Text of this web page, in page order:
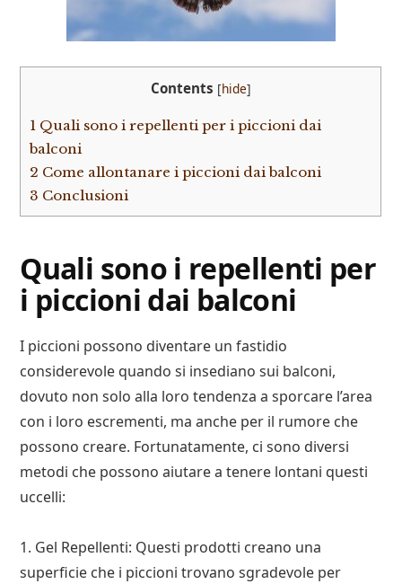
Contents [hide]
1 Quali sono i repellenti per i piccioni dai
balconi
2 Come allontanare i piccioni dai balconi
3 Conclusioni
Quali sono i repellenti per
i piccioni dai balconi
I piccioni possono diventare un fastidio
considerevole quando si insediano sui balconi,
dovuto non solo alla loro tendenza a sporcare l’area
con i loro escrementi, ma anche per il rumore che
possono creare. Fortunatamente, ci sono diversi
metodi che possono aiutare a tenere lontani questi
uccelli:
1. Gel Repellenti: Questi prodotti creano una
superficie che i piccioni trovano sgradevole per